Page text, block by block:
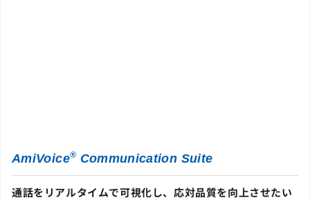
AmiVoice® Communication Suite
通話をリアルタイムで可視化し、応対品質を向上させたい